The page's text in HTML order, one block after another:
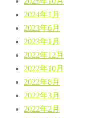
2024年1月
2023年6月
2023年1月
2022年12月
2022年10月
2022年8月
2022年3月
2022年2月